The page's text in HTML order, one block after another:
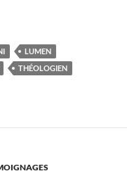
LUMEN
THÉOLOGIEN